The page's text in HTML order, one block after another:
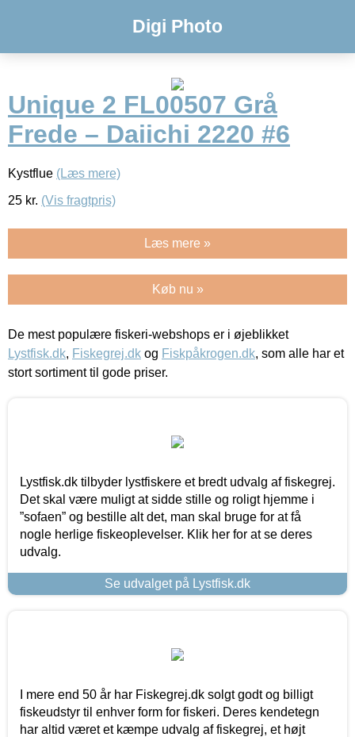
Digi Photo
Unique 2 FL00507 Grå
Frede – Daiichi 2220 #6
Kystflue (Læs mere)
25 kr. (Vis fragtpris)
Læs mere »
Køb nu »
De mest populære fiskeri-webshops er i øjeblikket
Lystfisk.dk, Fiskegrej.dk og Fiskpåkrogen.dk, som alle har et
stort sortiment til gode priser.
Lystfisk.dk tilbyder lystfiskere et bredt udvalg af fiskegrej.
Det skal være muligt at sidde stille og roligt hjemme i
”sofaen” og bestille alt det, man skal bruge for at få
nogle herlige fiskeoplevelser. Klik her for at se deres
udvalg.
Se udvalget på Lystfisk.dk
I mere end 50 år har Fiskegrej.dk solgt godt og billigt
fiskeudstyr til enhver form for fiskeri. Deres kendetegn
har altid været et kæmpe udvalg af fiskegrej, et højt